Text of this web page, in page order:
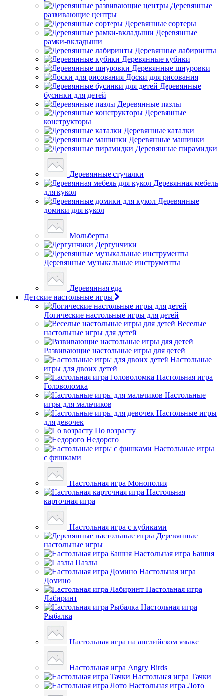
Деревянные
развивающие центры
Деревянные сортеры
Деревянные
рамки-вкладыши
Деревянные лабиринты
Деревянные кубики
Деревянные шнуровки
Доски для рисования
Деревянные
бусинки для детей
Деревянные пазлы
Деревянные
конструкторы
Деревянные каталки
Деревянные машинки
Деревянные пирамидки
Деревянные стучалки
Деревянная мебель
для кукол
Деревянные
домики для кукол
Мольберты
Дергунчики
Деревянные музыкальные инструменты
Деревянная еда
Детские настольные игры
Логические настольные игры для детей
Веселые
настольные игры для детей
Развивающие настольные игры для детей
Настольные
игры для двоих детей
Настольная игра
Головоломка
Настольные
игры для мальчиков
Настольные игры
для девочек
По возрасту
Недорого
Настольные игры
с фишками
Настольная игра Монополия
Настольная
карточная игра
Настольная игра с кубиками
Деревянные
настольные игры
Настольная игра Башня
Пазлы
Настольная игра
Домино
Настольная игра
Лабиринт
Настольная игра
Рыбалка
Настольная игра на английском языке
Настольная игра Angry Birds
Настольная игра Тачки
Настольная игра Лото